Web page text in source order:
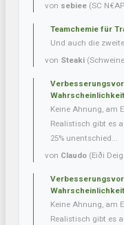
von sebiee (SC
Teamchemie für
Und auch die
von Steaki
Keine Ahnung, am
Realistisch gibt es
25% unentschied...
von Claudo (Eiði
Keine Ahnung, am
Realistisch gibt es